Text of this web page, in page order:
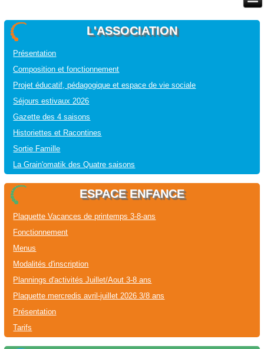
L'ASSOCIATION
Présentation
Composition et fonctionnement
Projet éducatif, pédagogique et espace de vie sociale
Séjours estivaux 2026
Gazette des 4 saisons
Historiettes et Racontines
Sortie Famille
La Grain'omatik des Quatre saisons
ESPACE ENFANCE
Plaquette Vacances de printemps 3-8-ans
Fonctionnement
Menus
Modalités d'inscription
Plannings d'activités Juillet/Aout 3-8 ans
Plaquette mercredis avril-juillet 2026 3/8 ans
Présentation
Tarifs